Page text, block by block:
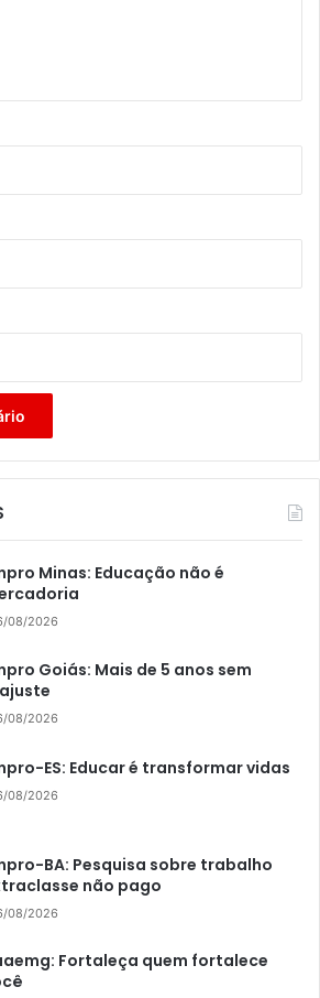
Minas: Educação não é
08/2026
Goiás: Mais de 5 anos sem
08/2026
ES: Educar é transformar vidas
08/2026
BA: Pesquisa sobre trabalho
não pago
08/2026
Fortaleça quem fortalece